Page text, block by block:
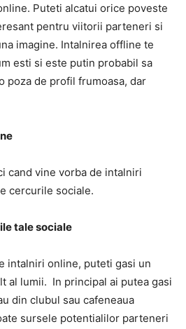
Puteti alcatui orice poveste
pentru viitorii parteneri si
imagine. Intalnirea offline te
esti si este putin probabil sa
poza de profil frumoasa, dar
cand vine vorba de intalniri
cercurile sociale.
tale sociale
intalniri online, puteti gasi un
al lumii. In principal ai putea gasi
din clubul sau cafeneaua
sursele potentialilor parteneri